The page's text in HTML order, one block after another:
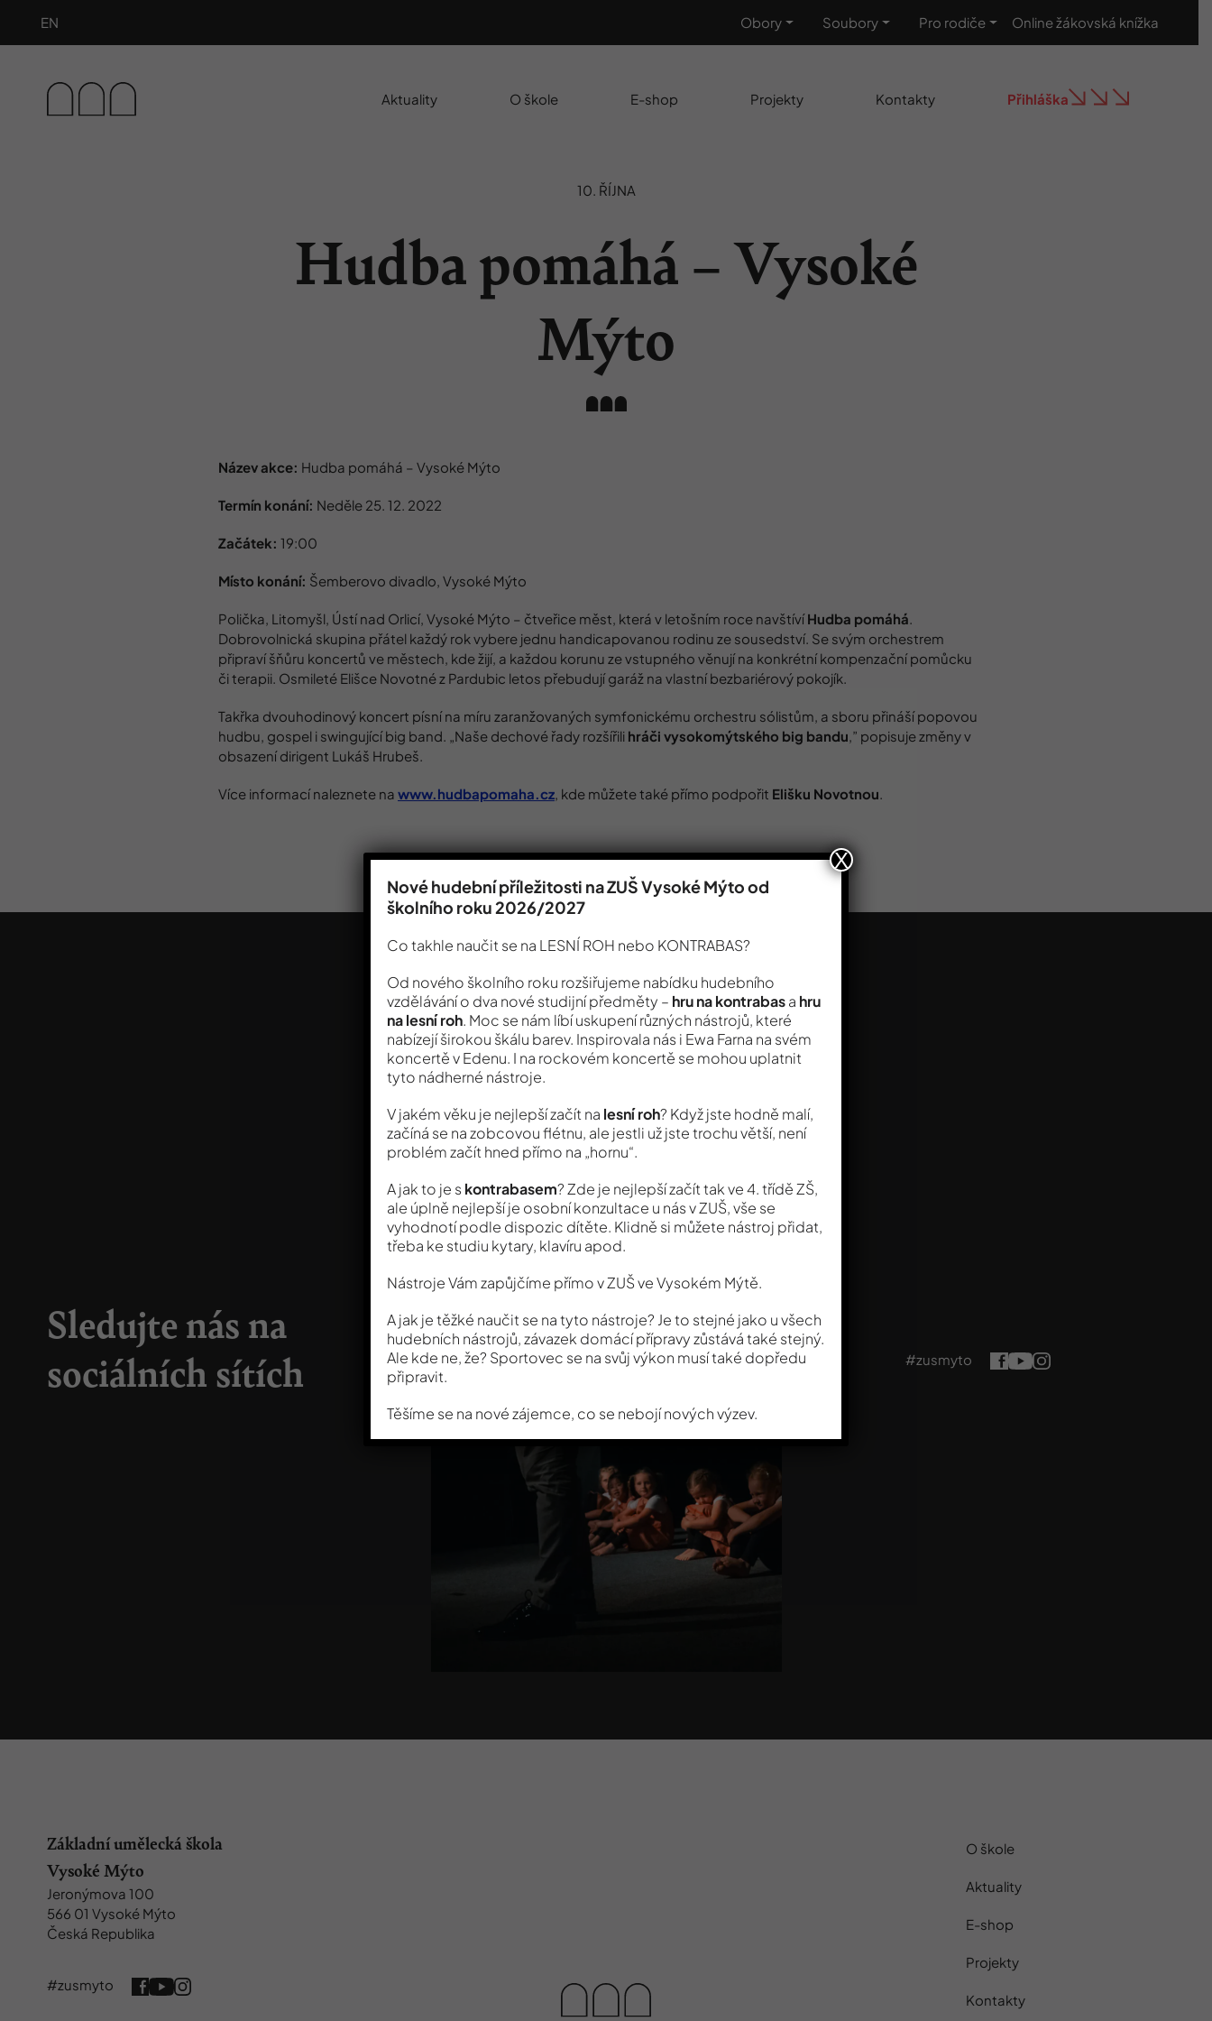
EN Obory Soubory Pro rodiče Online žákovská knížka
Aktuality O škole E-shop Projekty Kontakty Přihláška
10. ŘÍJNA
Hudba pomáhá – Vysoké
Mýto
Název akce: Hudba pomáhá – Vysoké Mýto
Termín konání: Neděle 25. 12. 2022
Začátek: 19:00
Místo konání: Šemberovo divadlo, Vysoké Mýto
Polička, Litomyšl, Ústí nad Orlicí, Vysoké Mýto – čtveřice měst, která v letošním roce navštívíHudba pomáhá.
Dobrovolnická skupina přátel každý rok vybere jednu handicapovanou rodinu ze sousedství. Se svým orchestrem
připraví šňůru koncertů ve městech, kde žijí, a každou korunu ze vstupného věnují na konkrétní kompenzační pomůcku
či terapii. Osmileté Elišce Novotné z Pardubic letos přebudují garáž na vlastní bezbariérový pokojík.
Takřka dvouhodinový koncert písní na míru zaranžovaných symfonickému orchestru sólistům, a sboru přináší popovou
hudbu, gospel i swingující big band. „Naše dechové řady rozšířili hráči vysokomýtského big bandu,” popisuje změny v
obsazení dirigent Lukáš Hrubeš.
Více informací naleznete na www.hudbapomaha.cz, kde můžete také přímo podpořit Elišku Novotnou.
Sledujte nás na
sociálních sítích
#zusmyto
Základní umělecká škola
Vysoké Mýto
Jeronýmova 100
566 01 Vysoké Mýto
Česká Republika
#zusmyto
O škole
Aktuality
E-shop
Projekty
Kontakty
Nové hudební příležitosti na ZUŠ Vysoké Mýto od
školního roku 2026/2027
Co takhle naučit se na LESNÍ ROH nebo KONTRABAS?
Od nového školního roku rozšiřujeme nabídku hudebního
vzdělávání o dva nové studijní předměty – hru na kontrabasa hru
na lesní roh. Moc se nám líbí uskupení různých nástrojů, které
nabízejí širokou škálu barev. Inspirovala nás i Ewa Farna na svém
koncertě v Edenu. I na rockovém koncertě se mohou uplatnit
tyto nádherné nástroje.
V jakém věku je nejlepší začít na lesní roh? Když jste hodně malí,
začíná se na zobcovou flétnu, ale jestli už jste trochu větší, není
problém začít hned přímo na „hornu“.
A jak to je s kontrabasem? Zde je nejlepší začít tak ve 4. třídě ZŠ,
ale úplně nejlepší je osobní konzultace u nás v ZUŠ, vše se
vyhodnotí podle dispozic dítěte. Klidně si můžete nástroj přidat,
třeba ke studiu kytary, klavíru apod.
Nástroje Vám zapůjčíme přímo v ZUŠ ve Vysokém Mýtě.
A jak je těžké naučit se na tyto nástroje? Je to stejné jako u všech
hudebních nástrojů, závazek domácí přípravy zůstává také stejný.
Ale kde ne, že? Sportovec se na svůj výkon musí také dopředu
připravit.
Těšíme se na nové zájemce, co se nebojí nových výzev.
X